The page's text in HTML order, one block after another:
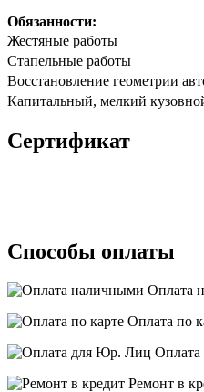
Обязанности:
Жестяные работы
Стапельные работы
Восстановление геометрии
Капитальный, мелкий
Сертификат
Способы оплаты
Оплата
Оплата по
Ремонт в